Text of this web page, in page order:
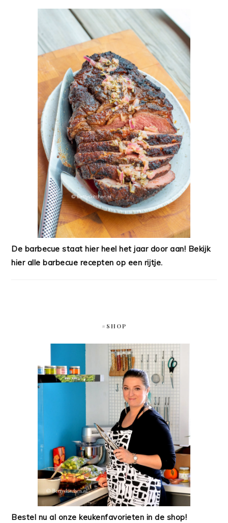
De barbecue staat hier heel het jaar door aan! Bekijk
hier alle barbecue recepten op een rijtje.
#SHOP
Bestel nu al onze keukenfavorieten in de shop!